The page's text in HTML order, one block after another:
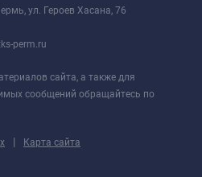
ул. Героев Хасана, 76
perm.ru
сайта, а также для
сообщений обращайтесь по
| Карта сайта